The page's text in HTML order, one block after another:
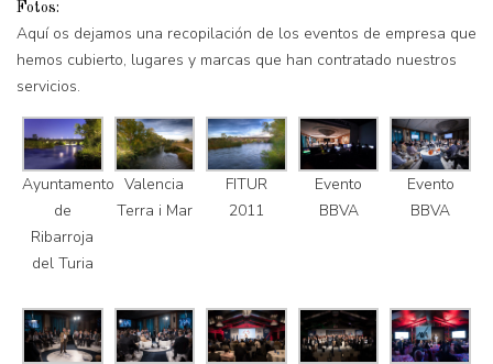
Fotos:
Aquí os dejamos una recopilación de los eventos de empresa que
hemos cubierto, lugares y marcas que han contratado nuestros
servicios.
Ayuntamento
de
Ribarroja
del Turia
Valencia
Terra i Mar
FITUR
2011
Evento
BBVA
Evento
BBVA